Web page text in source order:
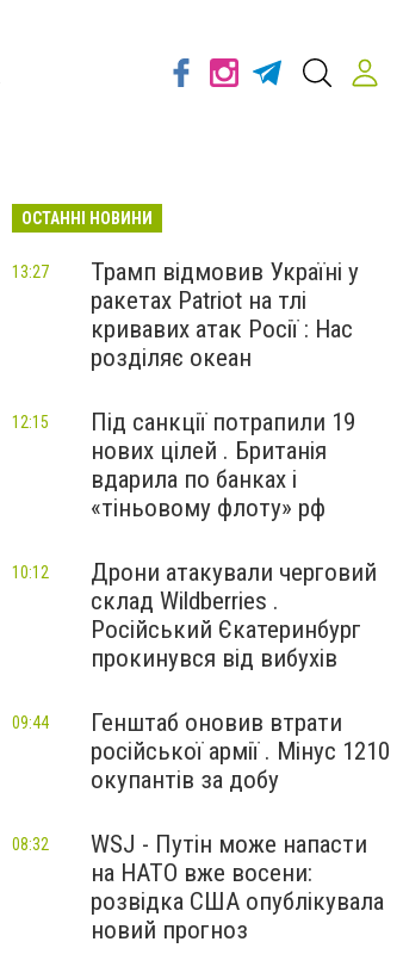
ОСТАННІ НОВИНИ
Трамп відмовив Україні у
ракетах Patriot на тлі
кривавих атак Росії : Нас
розділяє океан
13:27
Під санкції потрапили 19
нових цілей . Британія
вдарила по банках і
«тіньовому флоту» рф
12:15
Дрони атакували черговий
склад Wildberries .
Російський Єкатеринбург
прокинувся від вибухів
10:12
Генштаб оновив втрати
російської армії . Мінус 1210
окупантів за добу
09:44
WSJ - Путін може напасти
на НАТО вже восени:
розвідка США опублікувала
новий прогноз
08:32